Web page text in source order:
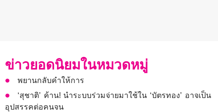
ข่าวยอดนิยมในหมวดหมู่
พยานกลับคำให้การ
‘สุชาติ’ ค้าน! นำระบบร่วมจ่ายมาใช้ใน ‘บัตรทอง’ อาจเป็น
อุปสรรคต่อคนจน